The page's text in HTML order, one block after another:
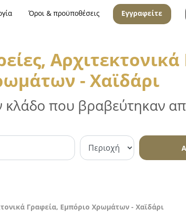
Όροι & προϋποθέσεις Εγγραφείτε
- Χαϊδάρι
κλάδο που βραβεύτηκαν
Γραφεία, Εμπόριο Χρωμάτων - Χαϊδάρι